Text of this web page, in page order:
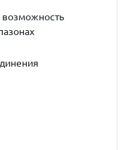
возможность